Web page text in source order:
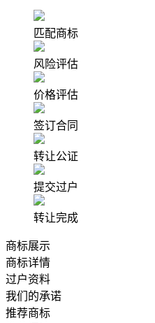
匹配商标
风险评估
价格评估
签订合同
转让公证
提交过户
转让完成
商标展示
商标详情
过户资料
我们的承诺
推荐商标